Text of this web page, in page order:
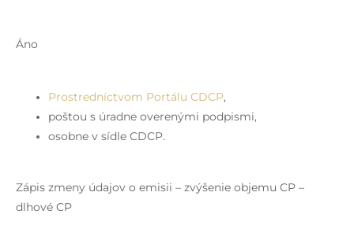
Áno
Prostredníctvom Portálu CDCP,
poštou s úradne overenými podpismi,
osobne v sídle CDCP.
Zápis zmeny údajov o emisii – zvýšenie objemu CP –
dlhové CP